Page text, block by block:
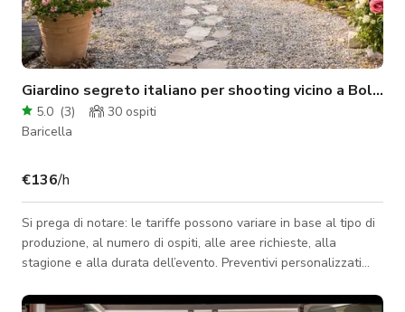
Giardino segreto italiano per shooting vicino a Bologna
5.0 (3) 30 ospiti
Baricella
€136/h
Si prega di notare: le tariffe possono variare in base al tipo di
produzione, al numero di ospiti, alle aree richieste, alla
stagione e alla durata dell’evento. Preventivi personalizzati
Editoriale vicino a Bologna Una location romantica e